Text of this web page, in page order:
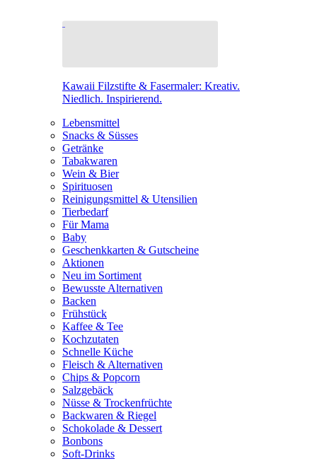
Kawaii Filzstifte & Fasermaler: Kreativ.
Niedlich. Inspirierend.
Lebensmittel
Snacks & Süsses
Getränke
Tabakwaren
Wein & Bier
Spirituosen
Reinigungsmittel & Utensilien
Tierbedarf
Für Mama
Baby
Geschenkkarten & Gutscheine
Aktionen
Neu im Sortiment
Bewusste Alternativen
Backen
Frühstück
Kaffee & Tee
Kochzutaten
Schnelle Küche
Fleisch & Alternativen
Chips & Popcorn
Salzgebäck
Nüsse & Trockenfrüchte
Backwaren & Riegel
Schokolade & Dessert
Bonbons
Soft-Drinks